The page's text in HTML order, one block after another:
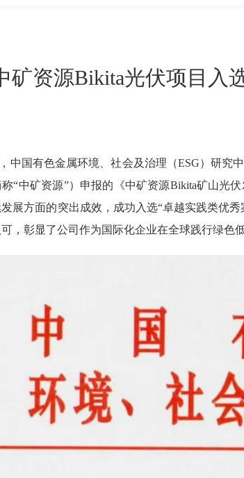
矿资源Bikita光伏项目入
中国有色金属环境、社会及治理（ESG）研究
“中矿资源”）申报的《中矿资源Bikita矿山光
展方面的突出成效，成功入选“卓越实践类优
，彰显了公司作为国际化企业在全球践行绿色